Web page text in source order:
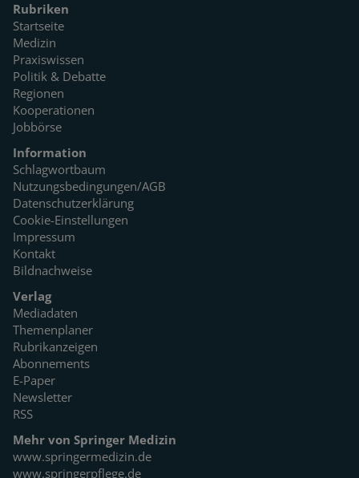
Rubriken
Startseite
Medizin
Praxiswissen
Politik & Debatte
Regionen
Kooperationen
Jobbörse
Information
Schlagwortbaum
Nutzungsbedingungen/AGB
Datenschutzerklärung
Cookie-Einstellungen
Impressum
Kontakt
Bildnachweise
Verlag
Mediadaten
Themenplaner
Rubrikanzeigen
Abonnements
E-Paper
Newsletter
RSS
Mehr von Springer Medizin
www.springermedizin.de
www.springerpflege.de